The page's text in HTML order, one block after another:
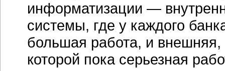
информатизации —
системы, где у каждого
большая работа, и внешняя,
которой пока серьезная